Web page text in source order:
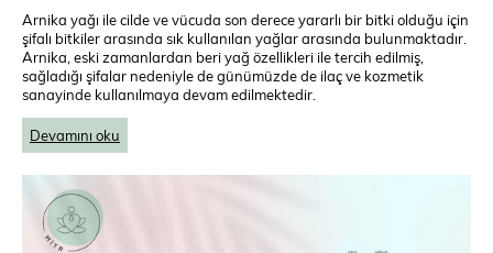
Arnika yağı ile cilde ve vücuda son derece yararlı bir bitki olduğu için
şifalı bitkiler arasında sık kullanılan yağlar arasında bulunmaktadır.
Arnika, eski zamanlardan beri yağ özellikleri ile tercih edilmiş,
sağladığı şifalar nedeniyle de günümüzde de ilaç ve kozmetik
sanayinde kullanılmaya devam edilmektedir.
Devamını oku